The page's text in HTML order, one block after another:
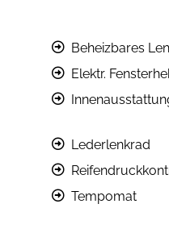
Beheizbares
Elektr.
Lederlenkrad
Tempomat